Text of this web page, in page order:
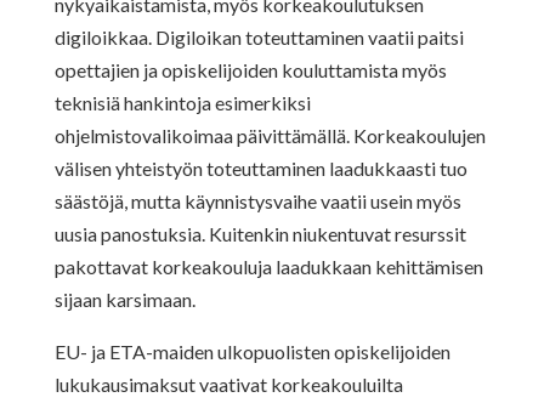
digiloikkaa. Digiloikan toteuttaminen vaatii paitsi
opettajien ja opiskelijoiden kouluttamista myös
teknisiä hankintoja esimerkiksi
ohjelmistovalikoimaa päivittämällä. Korkeakoulujen
välisen yhteistyön toteuttaminen laadukkaasti tuo
säästöjä, mutta käynnistysvaihe vaatii usein myös
uusia panostuksia. Kuitenkin niukentuvat resurssit
pakottavat korkeakouluja laadukkaan kehittämisen
sijaan karsimaan.
EU- ja ETA-maiden ulkopuolisten opiskelijoiden
lukukausimaksut vaativat korkeakouluilta